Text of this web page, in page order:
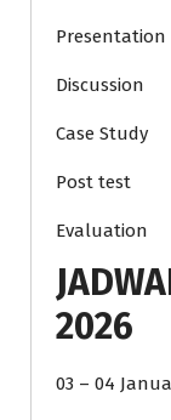
Presentation
Discussion
Case Study
Post test
Evaluation
2026
03 – 04